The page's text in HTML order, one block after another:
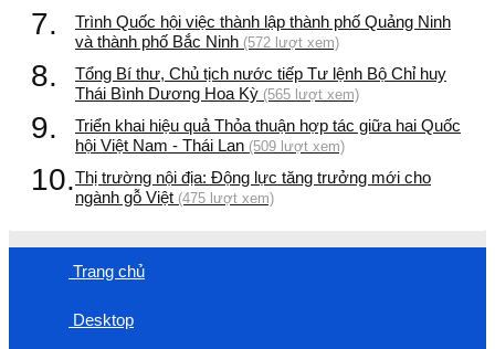
7.
Trình Quốc hội việc thành lập thành phố Quảng Ninh
và thành phố Bắc Ninh (572 lượt xem)
8.
Tổng Bí thư, Chủ tịch nước tiếp Tư lệnh Bộ Chỉ huy
Thái Bình Dương Hoa Kỳ (565 lượt xem)
9.
Triển khai hiệu quả Thỏa thuận hợp tác giữa hai Quốc
hội Việt Nam - Thái Lan (509 lượt xem)
10.Thị trường nội địa: Động lực tăng trưởng mới cho
ngành gỗ Việt (475 lượt xem)
Trang chủ
Desktop